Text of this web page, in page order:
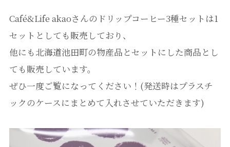
Café&Life akaoさんのドリップコーヒー3種セットは1
セットとしても販売しており、
他にも北海道池田町の物産品とセットにした商品とし
ても販売しています。
ぜひ一度ご覧になってください！(発送時はプラスチ
ックのケースにまとめて入れさせていただきます)